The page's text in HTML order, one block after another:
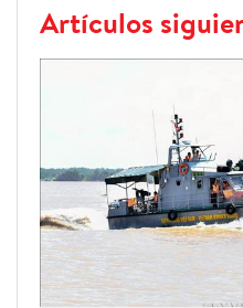
Artículos